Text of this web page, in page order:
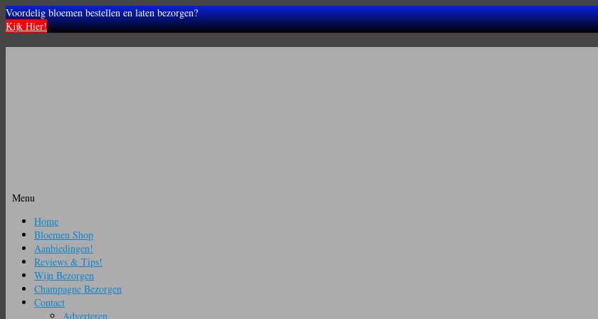
Voordelig bloemen bestellen en laten bezorgen?
Kijk Hier!
Menu
inhoud
Home
Bloemen Shop
Aanbiedingen!
Reviews & Tips!
Wijn Bezorgen
Champagne Bezorgen
Contact
Adverteren